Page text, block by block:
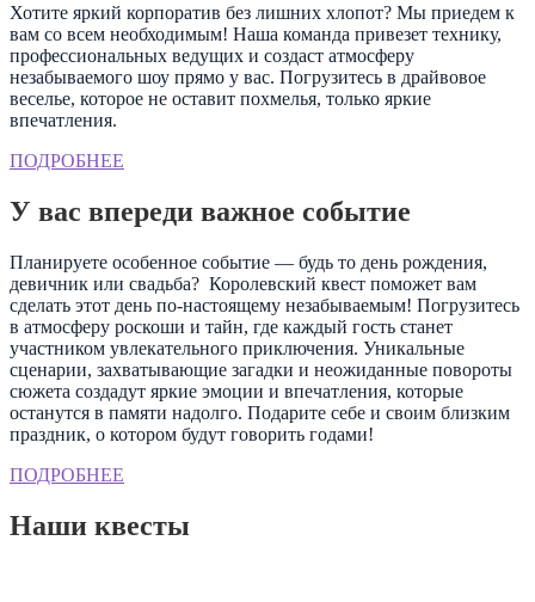
Хотите яркий корпоратив без лишних хлопот? Мы приедем к
вам со всем необходимым! Наша команда привезет технику,
профессиональных ведущих и создаст атмосферу
незабываемого шоу прямо у вас. Погрузитесь в драйвовое
веселье, которое не оставит похмелья, только яркие
впечатления.
ПОДРОБНЕЕ
У вас впереди важное событие
Планируете особенное событие — будь то день рождения,
девичник или свадьба? Королевский квест поможет вам
сделать этот день по-настоящему незабываемым! Погрузитесь
в атмосферу роскоши и тайн, где каждый гость станет
участником увлекательного приключения. Уникальные
сценарии, захватывающие загадки и неожиданные повороты
сюжета создадут яркие эмоции и впечатления, которые
останутся в памяти надолго. Подарите себе и своим близким
праздник, о котором будут говорить годами!
ПОДРОБНЕЕ
Наши квесты